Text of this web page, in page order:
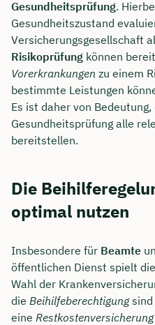
Gesundheitsprüfung.
Gesundheitszustand
Versicherungsgesellschaft
Risikoprüfung können
Vorerkrankungen zu einem
bestimmte Leistungen
Es ist daher von
Gesundheitsprüfung alle
bereitstellen.
Die
optimal nutzen
Insbesondere für Beamte
öffentlichen Dienst spielt die
Wahl der
die Beihilfeberechtigungsind
eine Restkostenversicherung